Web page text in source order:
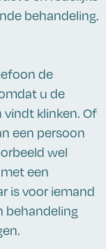
behandeling.
de
u de
klinken. Of
een persoon
wel
een
is voor iemand
behandeling